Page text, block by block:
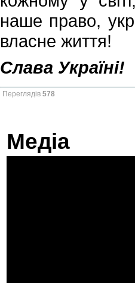
наше право,
власне життя!
Слава Україні!
Переглядів 578
Медіа